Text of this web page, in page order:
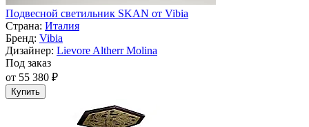
Подвесной светильник SKAN от Vibia
Страна: Италия
Бренд: Vibia
Дизайнер: Lievore Altherr Molina
Под заказ
от 55 380 ₽
Купить